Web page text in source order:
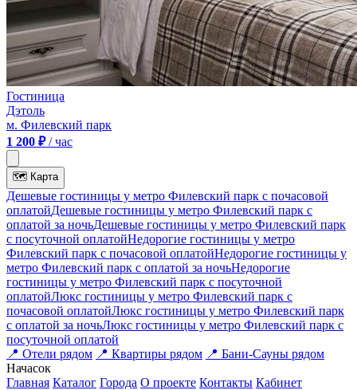
Гостиница
Дэтоль
м. Филевский парк
1 200 ₽/ час
🗺 Карта
Дешевые гостиницы у метро Филевский парк c почасовой
оплатойДешевые гостиницы у метро Филевский парк с
оплатой за ночьДешевые гостиницы у метро Филевский парк
c посуточной оплатойНедорогие гостиницы у метро
Филевский парк c почасовой оплатойНедорогие гостиницы у
метро Филевский парк с оплатой за ночьНедорогие
гостиницы у метро Филевский парк c посуточной
оплатойЛюкс гостиницы у метро Филевский парк c
почасовой оплатойЛюкс гостиницы у метро Филевский парк
с оплатой за ночьЛюкс гостиницы у метро Филевский парк c
посуточной оплатой
📍 Отели рядом 📍 Квартиры рядом 📍 Бани-Сауны рядом
Начасок
Главная Каталог Города О проекте Контакты Кабинет